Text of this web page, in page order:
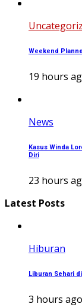
Weekend
19 hours
News
Kasus Winda
Diri
23 hours
Latest Posts
Hiburan
Liburan Sehari
3 hours ago